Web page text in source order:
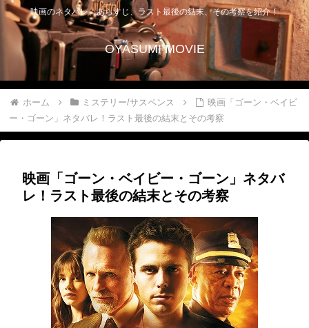
映画のネタバレ、あらすじ、ラスト最後の結末、その考察を紹介！
OYASUMI MOVIE
ホーム ミステリー/サスペンス
映画「ゴーン・ベイビ
ー・ゴーン」ネタバレ！ラスト最後の結末とその考察
映画「ゴーン・ベイビー・ゴーン」ネタバ
レ！ラスト最後の結末とその考察